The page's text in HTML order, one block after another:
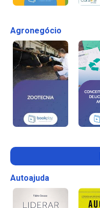
Agronegócio
Autoajuda